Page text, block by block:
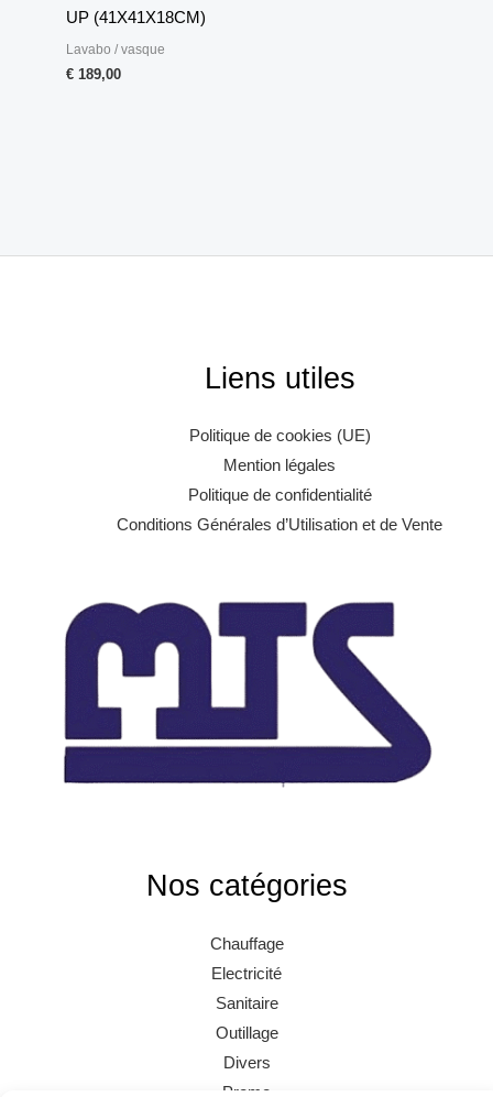
UP (41X41X18CM)
Lavabo / vasque
€ 189,00
Liens utiles
Politique de cookies (UE)
Mention légales
Politique de confidentialité
Conditions Générales d’Utilisation et de Vente
Nos catégories
Chauffage
Electricité
Sanitaire
Outillage
Divers
Promo